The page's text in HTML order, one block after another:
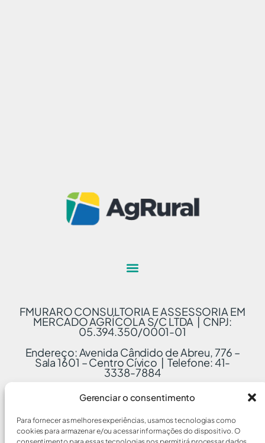
Gerenciar o consentimento
Para fornecer as melhores experiências, usamos tecnologias como
cookies para armazenar e/ou acessar informações do dispositivo. O
FMURARO CONSULTORIA E ASSESSORIA EM
MERCADO AGRÍCOLA S/C LTDA | CNPJ:
05.394.350/0001-01
Endereço: Avenida Cândido de Abreu, 776 –
Sala 1601 – Centro Cívico | Telefone: 41-
3338-7884